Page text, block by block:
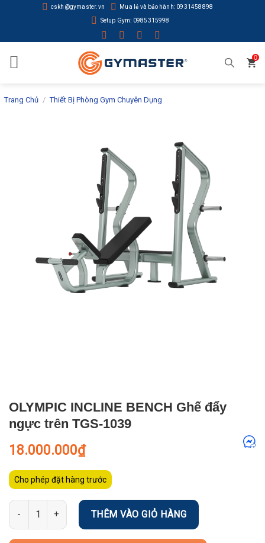
cskh@gymaster.vn Mua lẻ và bảo hành: 0931458898
Setup Gym: 0985315998
0
Trang Chủ / Thiết Bị Phòng Gym Chuyên Dụng
OLYMPIC INCLINE BENCH Ghế đẩy
ngực trên TGS-1039
18.000.000₫
Cho phép đặt hàng trước
Số lượng
THÊM VÀO GIỎ HÀNG